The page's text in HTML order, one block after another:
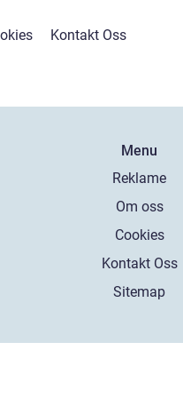
Kontakt Oss
Menu
Reklame
Om oss
Cookies
Kontakt Oss
Sitemap